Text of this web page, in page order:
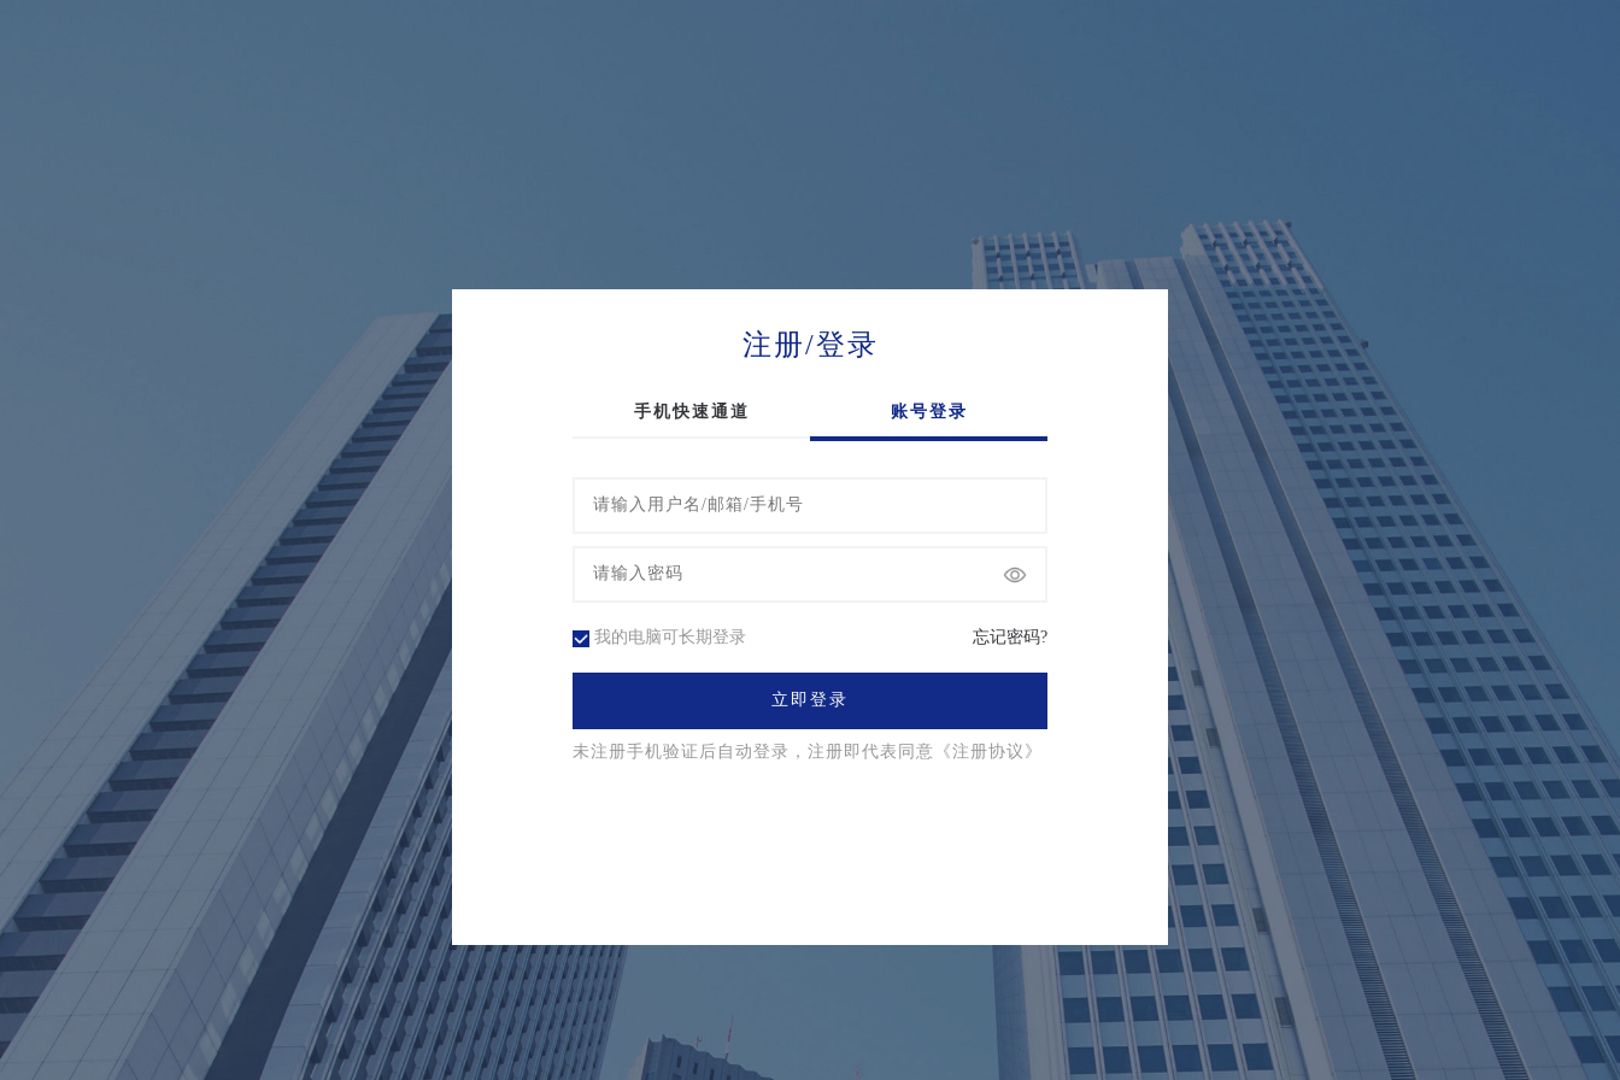
注册/登录
手机快速通道 账号登录
我的电脑可长期登录 忘记密码?
立即登录
未注册手机验证后自动登录，注册即代表同意 《注册协议》